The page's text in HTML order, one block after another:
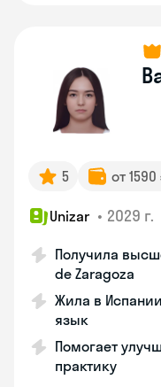
5 от
Unizar • 2029 г.
Получила
de Zaragoza
Жила в
язык
Помогает
практику